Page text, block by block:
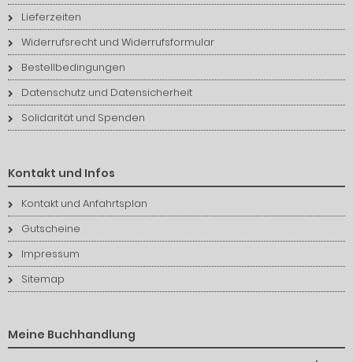
Lieferzeiten
Widerrufsrecht und Widerrufsformular
Bestellbedingungen
Datenschutz und Datensicherheit
Solidarität und Spenden
Kontakt und Infos
Kontakt und Anfahrtsplan
Gutscheine
Impressum
Sitemap
Meine Buchhandlung